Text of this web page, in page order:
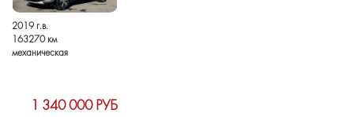
2019 г.в.
163270 км
механическая
1 340 000 РУБ